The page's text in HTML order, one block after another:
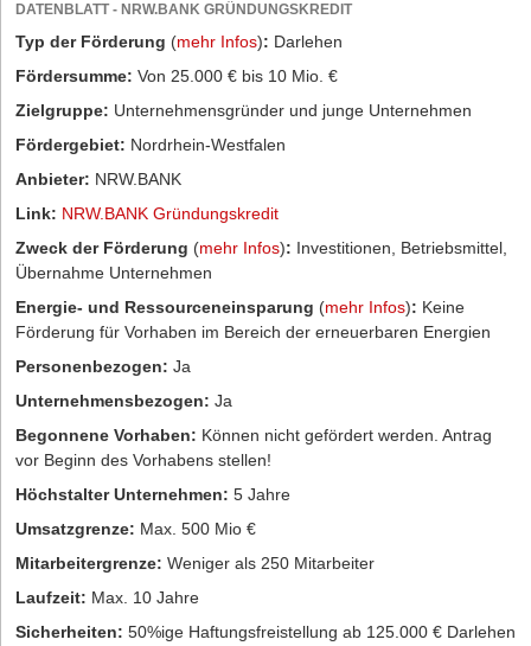
DATENBLATT - NRW.BANK GRÜNDUNGSKREDIT
Typ der Förderung (mehr Infos): Darlehen
Fördersumme: Von 25.000 € bis 10 Mio. €
Zielgruppe: Unternehmensgründer und junge Unternehmen
Fördergebiet: Nordrhein-Westfalen
Anbieter: NRW.BANK
Link: NRW.BANK Gründungskredit
Zweck der Förderung (mehr Infos): Investitionen, Betriebsmittel,
Übernahme Unternehmen
Energie- und Ressourceneinsparung (mehr Infos): Keine
Förderung für Vorhaben im Bereich der erneuerbaren Energien
Personenbezogen: Ja
Unternehmensbezogen: Ja
Begonnene Vorhaben: Können nicht gefördert werden. Antrag
vor Beginn des Vorhabens stellen!
Höchstalter Unternehmen: 5 Jahre
Umsatzgrenze: Max. 500 Mio €
Mitarbeitergrenze: Weniger als 250 Mitarbeiter
Laufzeit: Max. 10 Jahre
Sicherheiten: 50%ige Haftungsfreistellung ab 125.000 € Darlehen